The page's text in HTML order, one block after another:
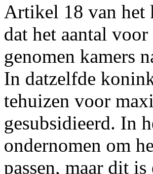
Artikel 18 van
dat het aantal
genomen kamers
In datzelfde
tehuizen voor
gesubsidieerd. In
ondernomen om
passen, maar dit